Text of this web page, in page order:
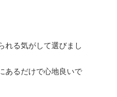
れる気がして選びまし
あるだけで心地良いで